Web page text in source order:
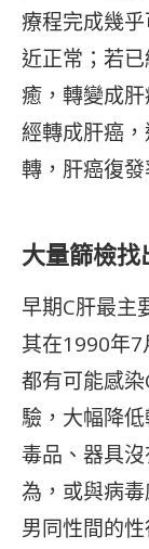
療程完成幾
近正常；若
癒，轉變成
經轉成肝癌
轉，肝癌復發
大量篩檢找
早期C肝最主
其在1990年7
都有可能感
驗，大幅降
毒品、器具
為，或與病
男同性間的